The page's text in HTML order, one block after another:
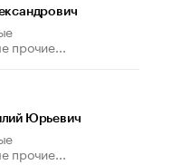
прочие...
Юрьевич
прочие...